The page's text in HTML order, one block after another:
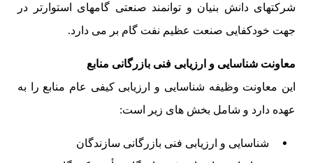
شرکتهای دانش بنیان و توانمند صنعتی گامهای استوارتر در
جهت خودکفایی صنعت عظیم نفت گام بر می دارد.
معاونت شناسایی و ارزیابی فنی بازرگانی منابع
این معاونت وظیفه شناسایی و ارزیابی کیفی عام منابع را به
عهده دارد و شامل بخش های زیر است:
شناسایی و ارزیابی فنی بازرگانی سازندگان